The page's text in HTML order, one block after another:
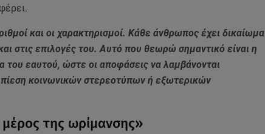
και οι χαρακτηρισμοί. Κάθε άνθρωπος έχει δικαίωμα
στις επιλογές του. Αυτό που θεωρώ σημαντικό είναι η
του εαυτού, ώστε οι αποφάσεις να λαμβάνονται
πίεση κοινωνικών στερεοτύπων ή εξωτερικών
της ωρίμανσης»